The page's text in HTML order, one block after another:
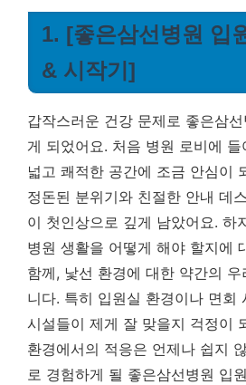
1. [좋은삼선병원 입
& 시작기]
갑작스러운 건강 문제로 좋은삼
게 되었어요. 처음 병원 로비에
넓고 쾌적한 공간에 조금 안심이
정돈된 분위기와 친절한 안내 데
이 첫인상으로 깊게 남았어요. 하
병원 생활을 어떻게 해야 할지에
함께, 낯선 환경에 대한 약간의
니다. 특히 입원실 환경이나 면회
시설들이 제게 잘 맞을지 걱정이
환경에서의 적응은 언제나 쉽지
로 경험하게 될 좋은삼선병원 입